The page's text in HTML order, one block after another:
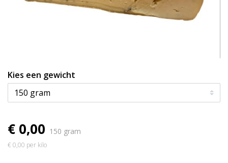
Kies een gewicht
€ 0,00 150 gram
€ 0,00 per kilo